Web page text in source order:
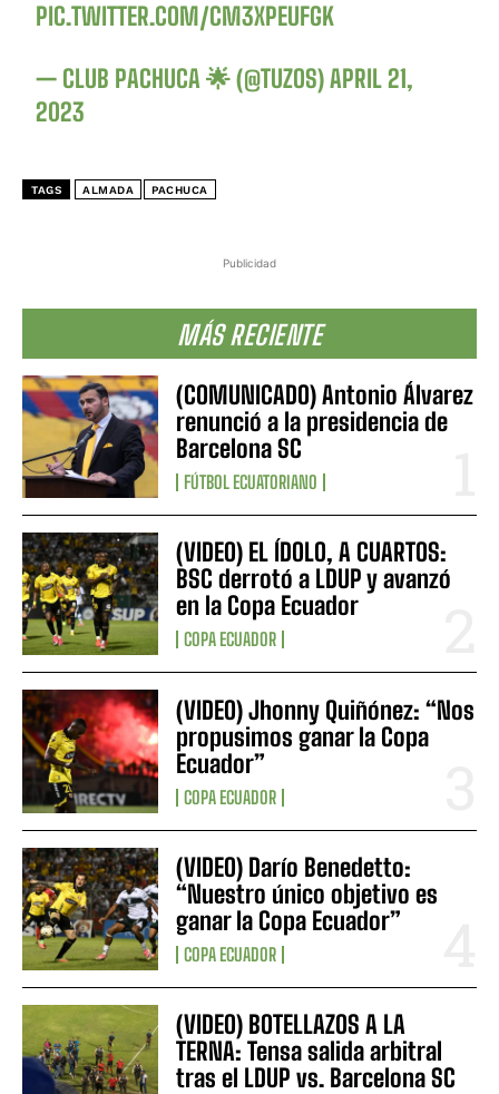
Publicidad
MÁS RECIENTE
(COMUNICADO) Antonio Álvarez
renunció a la presidencia de
Barcelona SC
FÚTBOL ECUATORIANO
(VIDEO) EL ÍDOLO, A CUARTOS:
BSC derrotó a LDUP y avanzó
en la Copa Ecuador
COPA ECUADOR
(VIDEO) Jhonny Quiñónez: “Nos
propusimos ganar la Copa
Ecuador”
COPA ECUADOR
(VIDEO) Darío Benedetto:
“Nuestro único objetivo es
ganar la Copa Ecuador”
COPA ECUADOR
(VIDEO) BOTELLAZOS A LA
TERNA: Tensa salida arbitral
tras el LDUP vs. Barcelona SC
PIC.TWITTER.COM/CM3XPEUFGK
— CLUB PACHUCA 🌟 (@TUZOS)APRIL 21,
2023
TAGS ALMADA PACHUCA